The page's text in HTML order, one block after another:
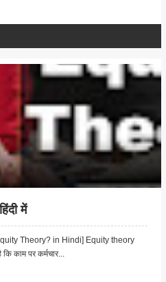
में
Equity Theory? in Hindi] Equity theory
काम पर कर्मचार...